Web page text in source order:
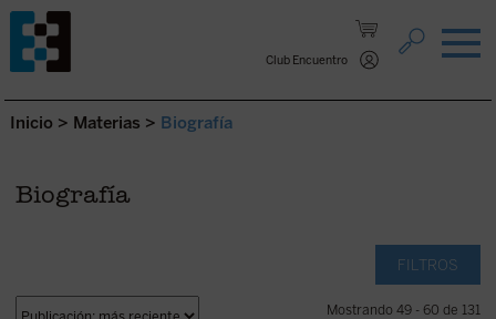
Club Encuentro
Saltar al contenido.
Inicio > Materias > Biografía
Biografía
FILTROS
Mostrando 49 - 60 de 131